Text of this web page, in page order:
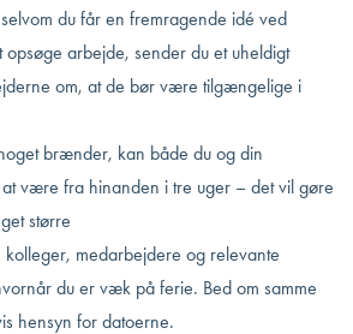
du får en fremragende idé ved
arbejde, sender du et uheldigt
om, at de bør være tilgængelige i
brænder, kan både du og din
være fra hinanden i tre uger – det vil gøre
større
kolleger, medarbejdere og relevante
du er væk på ferie. Bed om samme
hensyn for datoerne.